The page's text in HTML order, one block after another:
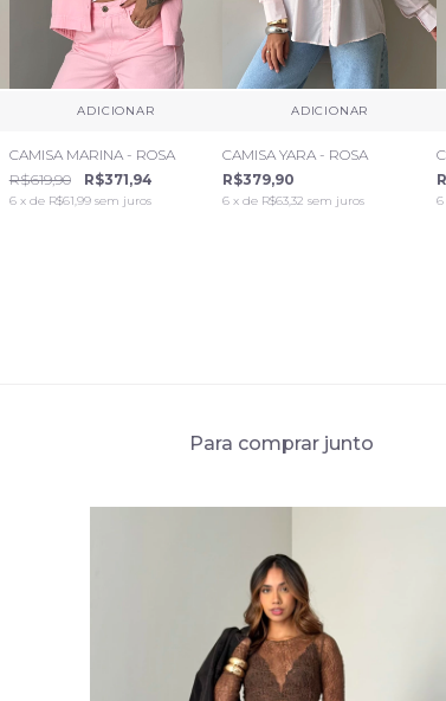
ADICIONAR
CAMISA MARINA - ROSA
R$619,90
R$371,94
6 x de R$61,99 sem juros
ADICIONAR
CAMISA YARA - ROSA
R$379,90
6 x de R$63,32 sem juros 6
Para comprar junto